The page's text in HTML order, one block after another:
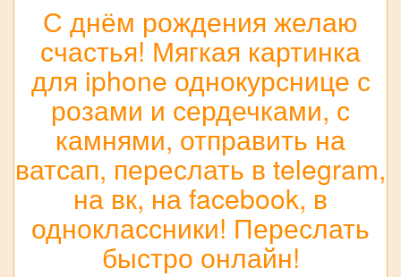
С днём рождения желаю
счастья! Мягкая картинка
для iphone однокурснице с
розами и сердечками, с
камнями, отправить на
ватсап, переслать в telegram,
на вк, на facebook, в
одноклассники! Переслать
быстро онлайн!